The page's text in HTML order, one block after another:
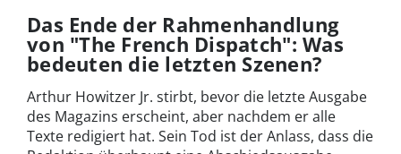
Das Ende der Rahmenhandlung
von "The French Dispatch": Was
bedeuten die letzten Szenen?
Arthur Howitzer Jr. stirbt, bevor die letzte Ausgabe
des Magazins erscheint, aber nachdem er alle
Texte redigiert hat. Sein Tod ist der Anlass, dass die